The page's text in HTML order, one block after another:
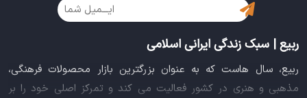
ربیع | سبک زندگی ایرانی اسلامی
ربیع، سال هاست که به عنوان بزرگترین بازار محصولات فرهنگی،
مذهبی و هنری در کشور فعالیت می کند و تمرکز اصلی خود را بر